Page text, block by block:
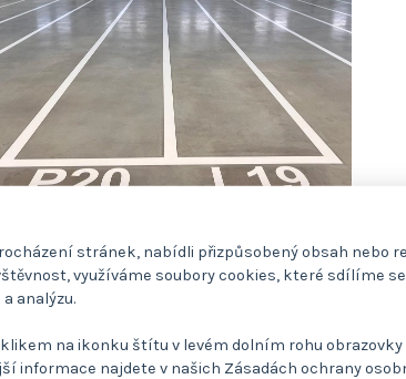
a my se vám
stránek, nabídli přizpůsobený obsah nebo
využíváme soubory cookies, které sdílíme
analýzu.
na ikonku štítu v levém dolním rohu obrazovky
informace najdete v našich Zásadách ochrany